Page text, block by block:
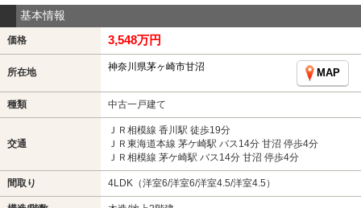
基本情報
価格 3,548万円
所在地 神奈川県茅ヶ崎市甘沼
MAP
種類 中古一戸建て
交通
ＪＲ相模線 香川駅 徒歩19分
ＪＲ東海道本線 茅ケ崎駅 バス14分 甘沼 停歩4分
ＪＲ相模線 茅ケ崎駅 バス14分 甘沼 停歩4分
間取り 4LDK（洋室6/洋室6/洋室4.5/洋室4.5）